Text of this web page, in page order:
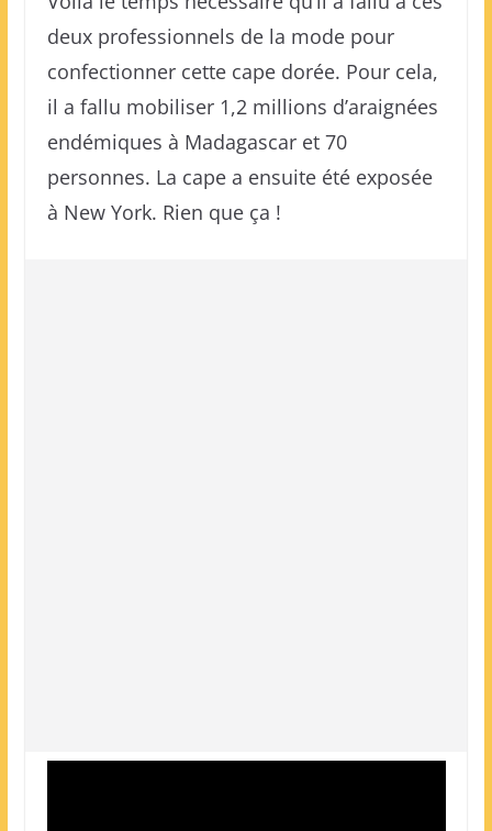
deux professionnels de la mode pour
confectionner cette cape dorée. Pour cela,
il a fallu mobiliser 1,2 millions d’araignées
endémiques à Madagascar et 70
personnes. La cape a ensuite été exposée
à New York. Rien que ça !